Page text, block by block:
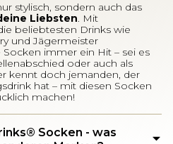
stylisch, sondern auch das
Liebsten. Mit
beliebtesten Drinks wie
und Jägermeister
immer ein Hit – sei es
oder auch als
kennt doch jemanden, der
hat – mit diesen Socken
machen!
Socken - was